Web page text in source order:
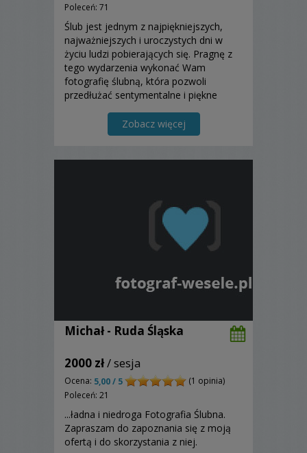
Poleceń: 71
Ślub jest jednym z najpiękniejszych,
najważniejszych i uroczystych dni w
życiu ludzi pobierających się. Pragnę z
tego wydarzenia wykonać Wam
fotografię ślubną, która pozwoli
przedłużać sentymentalne i piękne
przypominała o chwilach szczęścia i
radości. Zapraszam!
Zobacz więcej
Michał - Ruda Śląska
2000 zł/ sesja
Ocena: 5,00 / 5
(1 opinia)
Poleceń: 21
...ładna i niedroga Fotografia Ślubna.
Zapraszam do zapoznania się z moją
ofertą i do skorzystania z niej.